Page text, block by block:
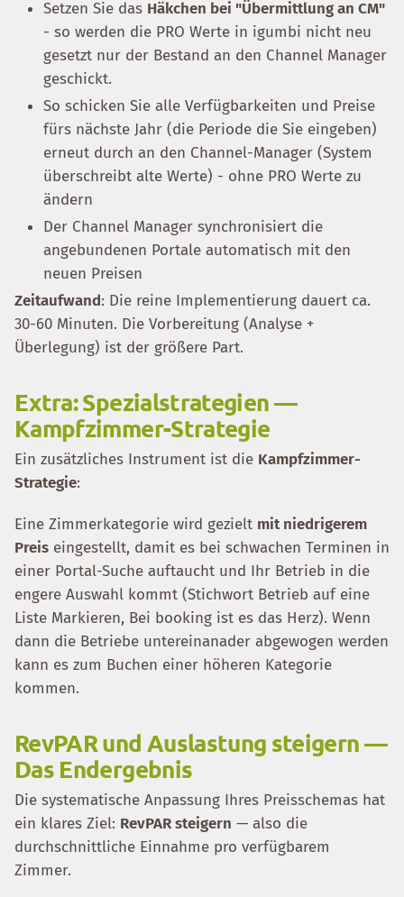
Setzen Sie das Häkchen bei "Übermittlung an CM"
- so werden die PRO Werte in igumbi nicht neu
gesetzt nur der Bestand an den Channel Manager
geschickt.
So schicken Sie alle Verfügbarkeiten und Preise
fürs nächste Jahr (die Periode die Sie eingeben)
erneut durch an den Channel-Manager (System
überschreibt alte Werte) - ohne PRO Werte zu
ändern
Der Channel Manager synchronisiert die
angebundenen Portale automatisch mit den
neuen Preisen
Zeitaufwand: Die reine Implementierung dauert ca.
30-60 Minuten. Die Vorbereitung (Analyse +
Überlegung) ist der größere Part.
Extra: Spezialstrategien —
Kampfzimmer-Strategie
Ein zusätzliches Instrument ist die Kampfzimmer-
Strategie:
Eine Zimmerkategorie wird gezielt mit niedrigerem
Preis eingestellt, damit es bei schwachen Terminen in
einer Portal-Suche auftaucht und Ihr Betrieb in die
engere Auswahl kommt (Stichwort Betrieb auf eine
Liste Markieren, Bei booking ist es das Herz). Wenn
dann die Betriebe untereinanader abgewogen werden
kann es zum Buchen einer höheren Kategorie
kommen.
RevPAR und Auslastung steigern —
Das Endergebnis
Die systematische Anpassung Ihres Preisschemas hat
ein klares Ziel: RevPAR steigern — also die
durchschnittliche Einnahme pro verfügbarem
Zimmer.